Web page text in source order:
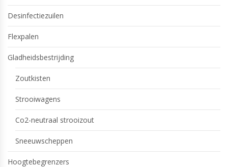
Desinfectiezuilen
Flexpalen
Gladheidsbestrijding
Zoutkisten
Strooiwagens
Co2-neutraal strooizout
Sneeuwscheppen
Hoogtebegrenzers